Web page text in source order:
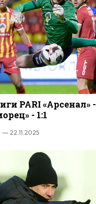
PARI «Арсенал» -
- 1:1
— 22.11.2025